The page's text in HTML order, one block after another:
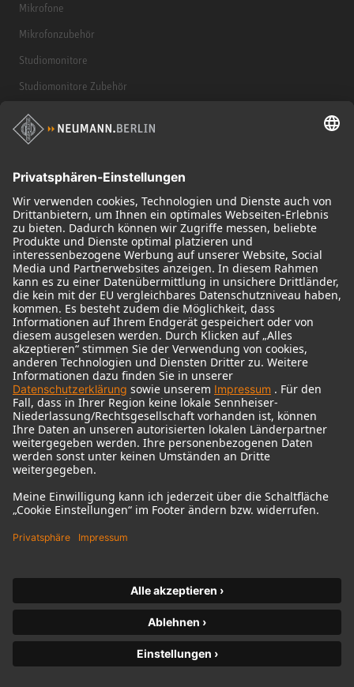
Mikrofone
Mikrofonzubehör
Studiomonitore
Studiomonitore Zubehör
Kopfhörer
Historische Mikrofone
© 2018 - 2026Georg Neumann GmbH
Impressum
Nutzungsbedingungen
Datenschutz
AGB
Widerrufsrecht
Produktbezogener Umweltschutz
Widerruf erklären